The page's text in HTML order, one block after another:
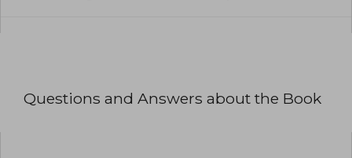
Questions and Answers about the Book